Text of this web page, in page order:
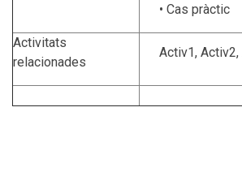
• Cas pràctic
Activitats
relacionades
Activ1,